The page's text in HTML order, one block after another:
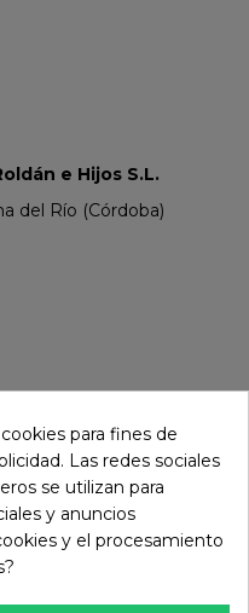
e Hijos S.L.
del Río (Córdoba)
Para ello, consulte nuestra
para fines de
Las redes sociales
se utilizan para
y anuncios
y el procesamiento